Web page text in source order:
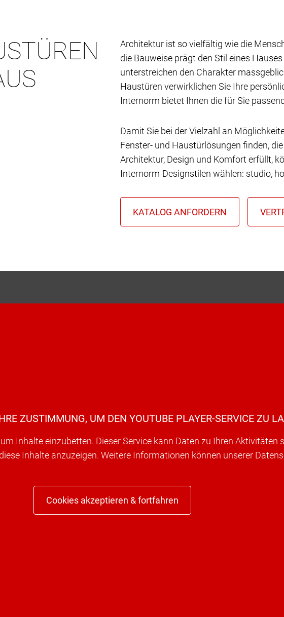
Architektur ist so vielfältig wie die
die Bauweise prägt den Stil eines
unterstreichen den Charakter
Haustüren verwirklichen Sie Ihre
Internorm bietet Ihnen die für Sie
Damit Sie bei der Vielzahl an
Fenster- und Haustürlösungen finden,
Architektur, Design und Komfort erfüllt,
Internorm-Designstilen wählen: studio,
ZUSTIMMUNG, UM DEN YOUTUBE PLAYER-SERVICE ZU
Inhalte einzubetten. Dieser Service kann Daten zu Ihren Aktivitäten
Inhalte anzuzeigen. Weitere Informationen können unserer
Cookies akzeptieren & fortfahren